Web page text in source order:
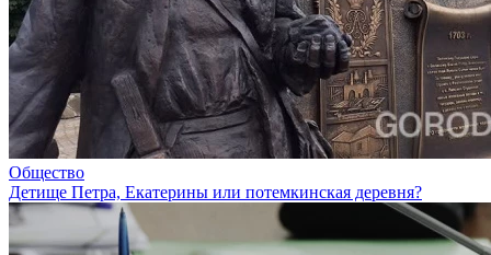
Общество
Детище Петра, Екатерины или потемкинская деревня?